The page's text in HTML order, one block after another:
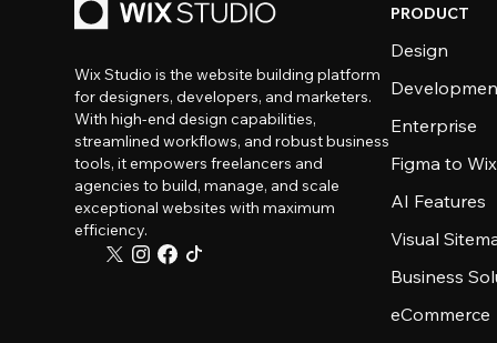
Wix Studio is the website building platform
for designers, developers, and marketers.
With high-end design capabilities,
streamlined workflows, and robust business
tools, it empowers freelancers and
agencies to build, manage, and scale
exceptional websites with maximum
efficiency.
PRODUCT
Design
Enterprise
Figma to
AI Features
Visual
Business
eCommerce